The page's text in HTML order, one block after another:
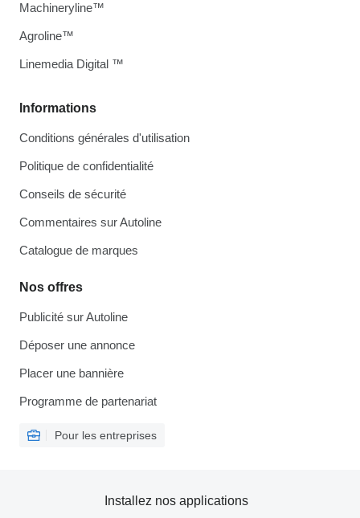
Informations
Conditions générales d'utilisation
Politique de confidentialité
Conseils de sécurité
Commentaires sur Autoline
Catalogue de marques
Nos offres
Publicité sur Autoline
Déposer une annonce
Placer une bannière
Programme de partenariat
Pour les entreprises
Machineryline™
Agroline™
Linemedia Digital ™
Installez nos applications